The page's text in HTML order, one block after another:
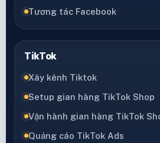
Tương tác Facebook
TikTok
Xây kênh Tiktok
Setup gian hàng TikTok Shop
Vận hành gian hàng TikTok
Quảng cáo TikTok Ads